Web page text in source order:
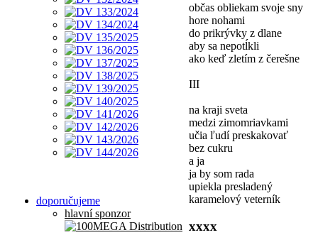
doporučujeme
hlavní sponzor
občas obliekam svoje sny
hore nohami
do prikrývky z dlane
aby sa nepotĺkli
ako keď zletím z čerešne
III
na kraji sveta
medzi zimomriavkami
učia ľudí preskakovať
bez cukru
a ja
ja by som rada
upiekla presladený
karamelový veterník
xxxx